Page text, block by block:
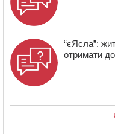
“єЯсла”:
отримати